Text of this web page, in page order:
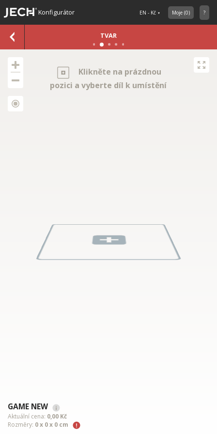
Konfigurátor EN - Kč Moje (0) ?
TVAR
GAME NEW
Aktuální cena: 0,00 Kč
Rozměry: 0 x 0 x 0 cm
Klikněte na prázdnou
pozici a vyberte díl k umístění